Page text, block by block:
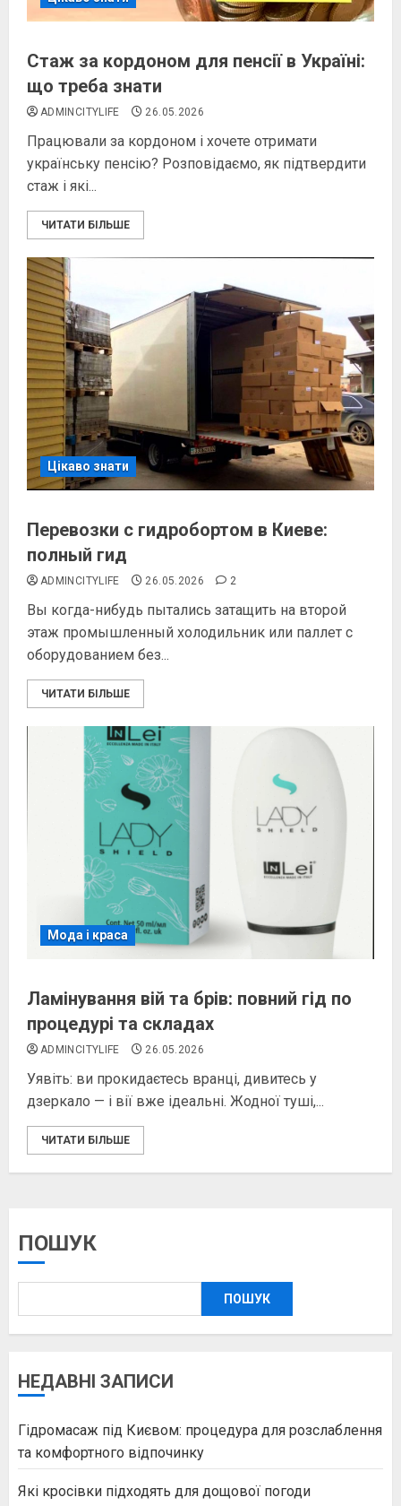
Стаж за кордоном для пенсії в Україні:
що треба знати
ADMINCITYLIFE 26.05.2026
Працювали за кордоном і хочете отримати
українську пенсію? Розповідаємо, як підтвердити
стаж і які...
ЧИТАТИ БІЛЬШЕ
Цікаво знати
Перевозки с гидробортом в Киеве:
полный гид
ADMINCITYLIFE 26.05.2026 2
Вы когда-нибудь пытались затащить на второй
этаж промышленный холодильник или паллет с
оборудованием без...
ЧИТАТИ БІЛЬШЕ
Мода і краса
Ламінування вій та брів: повний гід по
процедурі та складах
ADMINCITYLIFE 26.05.2026
Уявіть: ви прокидаєтесь вранці, дивитесь у
дзеркало — і вії вже ідеальні. Жодної туші,...
ЧИТАТИ БІЛЬШЕ
ПОШУК
ПОШУК
НЕДАВНІ ЗАПИСИ
Гідромасаж під Києвом: процедура для розслаблення
та комфортного відпочинку
Які кросівки підходять для дощової погоди